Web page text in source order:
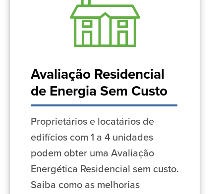
Avaliação Residencial
de Energia Sem Custo
Proprietários e locatários de
edifícios com 1 a 4 unidades
podem obter uma Avaliação
Energética Residencial sem custo.
Saiba como as melhorias